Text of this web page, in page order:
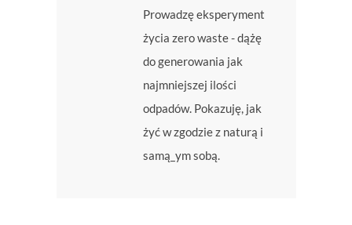
Prowadzę eksperyment
życia zero waste - dążę
do generowania jak
najmniejszej ilości
odpadów. Pokazuję, jak
żyć w zgodzie z naturą i
samą_ym sobą.